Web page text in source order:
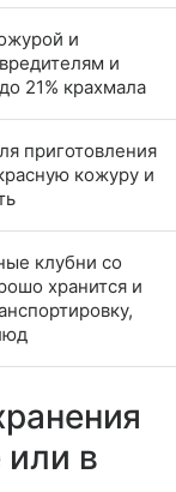
и
и
21% крахмала
приготовления
кожуру и
клубни со
хранится и
или в